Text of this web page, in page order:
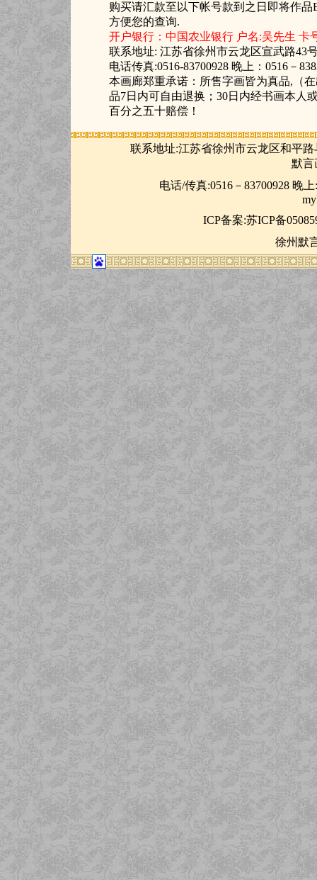
购买请汇款至以下帐号款到之日即将作
方便您的查询.
开户银行：中国农业银行 户名:吴先生 卡
联系地址: 江苏省徐州市云龙区宣武路43
电话传真:0516-83700928 晚上：0516－
本画廊郑重承诺：所售字画皆为真品,（
品7日内可自由退换；30日内经书画本人
百分之五十赔偿！
联系地址:江苏省徐州市云龙区和平
默言
电话/传真:0516－83700928 晚
ICP备案:苏ICP备
徐州默